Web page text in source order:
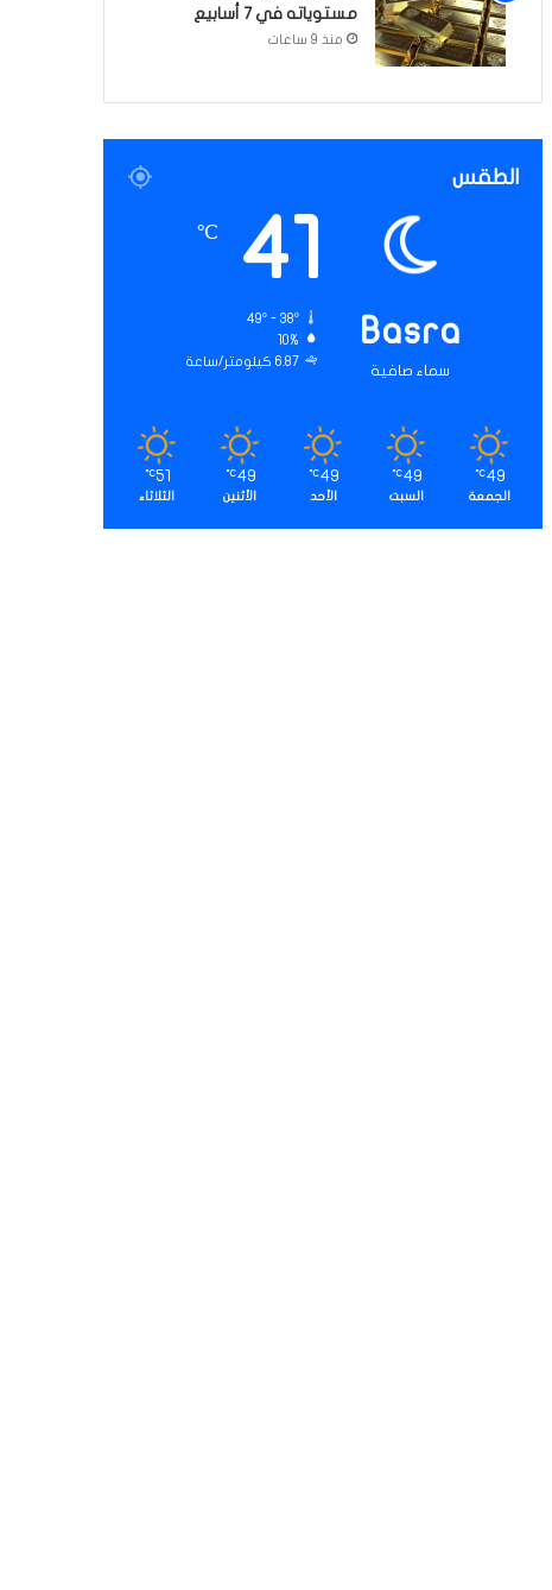
مستوياته في 7 أسابيع
منذ 9 ساعات
الطقس
Basra
سماء صافية
41
℃
49º - 38º
10%
6.87 كيلومتر/ساعة
49
℃
الجمعة
49
℃
السبت
49
℃
الأحد
49
℃
الأثنين
51
℃
الثلاثاء